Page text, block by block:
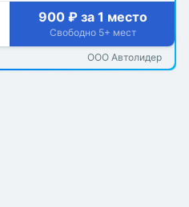
900 ₽ за 1 место
Свободно 5+ мест
ООО Автолидер